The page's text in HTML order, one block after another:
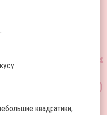
квадратики,